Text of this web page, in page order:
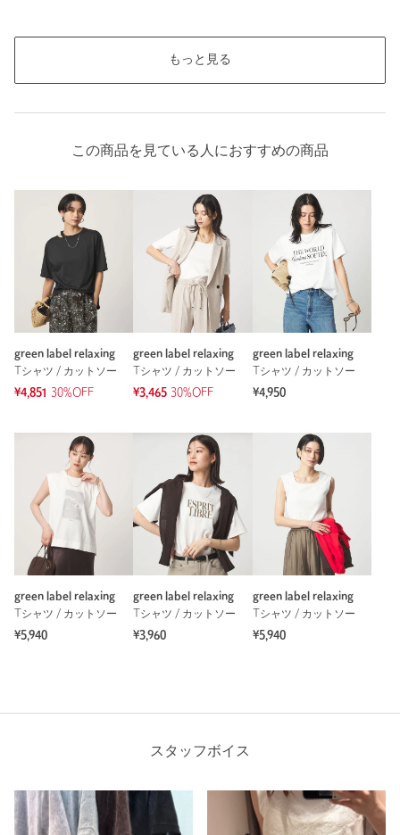
もっと見る
この商品を見ている人におすすめの商品
green label relaxing
Tシャツ / カットソー
¥4,851 30%OFF
green label relaxing
Tシャツ / カットソー
¥3,465 30%OFF
green label relaxing
Tシャツ / カットソー
¥4,950
green label relaxing
Tシャツ / カットソー
¥5,940
green label relaxing
Tシャツ / カットソー
¥3,960
green label relaxing
Tシャツ / カットソー
¥5,940
スタッフボイス